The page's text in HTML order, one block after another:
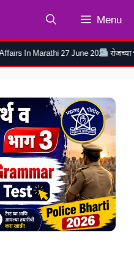
Menu
27 June 2026रोजच्या चालू